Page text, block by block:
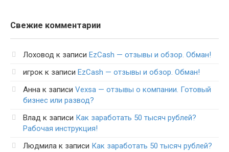
Свежие комментарии
Лоховод к записи EzCash — отзывы и обзор. Обман!
игрок к записи EzCash — отзывы и обзор. Обман!
Анна к записи Vexsa — отзывы о компании. Готовый
бизнес или развод?
Влад к записи Как заработать 50 тысяч рублей?
Рабочая инструкция!
Людмила к записи Как заработать 50 тысяч рублей?